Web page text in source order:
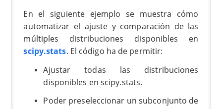
En el siguiente ejemplo se muestra cómo
automatizar el ajuste y comparación de las
múltiples distribuciones disponibles en
scipy.stats. El código ha de permitir:
Ajustar todas las distribuciones
disponibles en scipy.stats.
Poder preseleccionar un subconjunto de